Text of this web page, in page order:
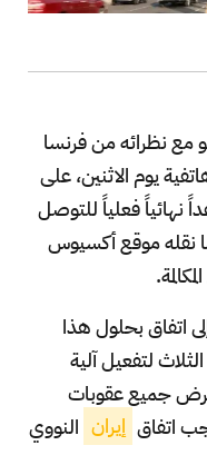
مع نظرائه من فرنسا
يوم الاثنين، على
فعلياً للتوصل
نقله موقع أكسيوس
اتفاق بحلول هذا
لتفعيل آلية
فرض جميع عقوبات
اتفاق إيران النووي